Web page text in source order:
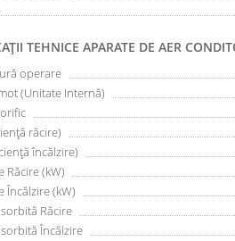
TEHNICE APARATE DE AER
operare
(Unitate Internă)
răcire)
încălzire)
Răcire (kW)
Încălzire (kW)
Răcire
Încălzire